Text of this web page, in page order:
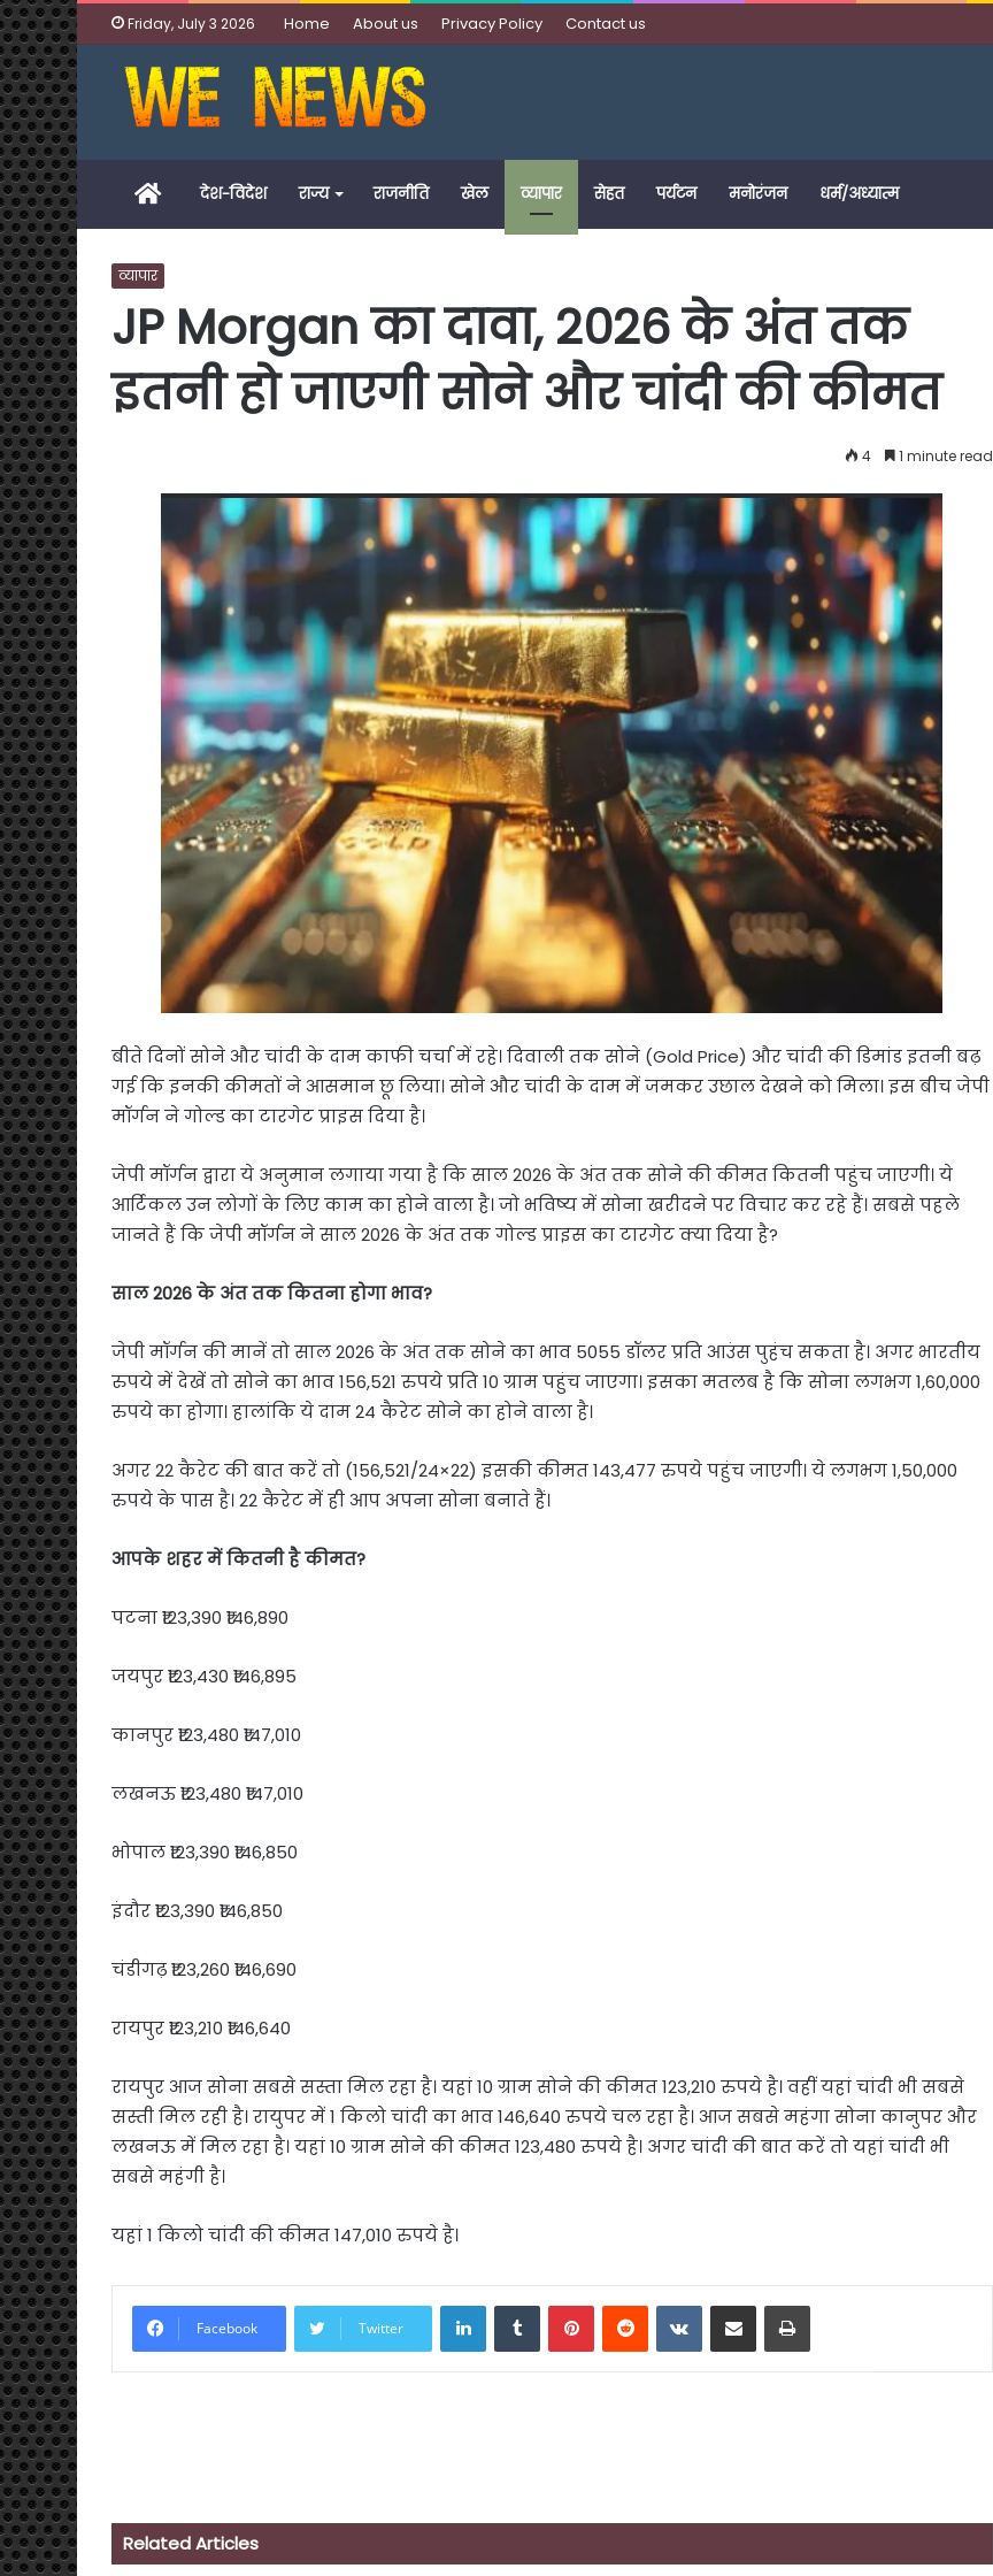
Friday, July 3 2026 Home About us Privacy Policy Contact us
Homeदेश-विदेश राज्य राजनीति खेल व्यापार सेहत पर्यटन मनोरंजन धर्म/अध्यात्म
व्यापार
JP Morgan का दावा, 2026 के अंत तक
इतनी हो जाएगी सोने और चांदी की कीमत
4 1 minute read
बीते दिनों सोने और चांदी के दाम काफी चर्चा में रहे। दिवाली तक सोने (Gold Price) और चांदी की डिमांड इतनी बढ़
गई कि इनकी कीमतों ने आसमान छू लिया। सोने और चांदी के दाम में जमकर उछाल देखने को मिला। इस बीच जेपी
मॉर्गन ने गोल्ड का टारगेट प्राइस दिया है।
जेपी मॉर्गन द्वारा ये अनुमान लगाया गया है कि साल 2026 के अंत तक सोने की कीमत कितनी पहुंच जाएगी। ये
आर्टिकल उन लोगों के लिए काम का होने वाला है। जो भविष्य में सोना खरीदने पर विचार कर रहे हैं। सबसे पहले
जानते हैं कि जेपी मॉर्गन ने साल 2026 के अंत तक गोल्ड प्राइस का टारगेट क्या दिया है?
साल 2026 के अंत तक कितना होगा भाव?
जेपी मॉर्गन की मानें तो साल 2026 के अंत तक सोने का भाव 5055 डॉलर प्रति आउंस पुहंच सकता है। अगर भारतीय
रुपये में देखें तो सोने का भाव 156,521 रुपये प्रति 10 ग्राम पहुंच जाएगा। इसका मतलब है कि सोना लगभग 1,60,000
रुपये का होगा। हालांकि ये दाम 24 कैरेट सोने का होने वाला है।
अगर 22 कैरेट की बात करें तो (156,521/24×22) इसकी कीमत 143,477 रुपये पहुंच जाएगी। ये लगभग 1,50,000
रुपये के पास है। 22 कैरेट में ही आप अपना सोना बनाते हैं।
आपके शहर में कितनी है कीमत?
पटना ₹123,390 ₹146,890
जयपुर ₹123,430 ₹146,895
कानपुर ₹123,480 ₹147,010
लखनऊ ₹123,480 ₹147,010
भोपाल ₹123,390 ₹146,850
इंदौर ₹123,390 ₹146,850
चंडीगढ़ ₹123,260 ₹146,690
रायपुर ₹123,210 ₹146,640
रायपुर आज सोना सबसे सस्ता मिल रहा है। यहां 10 ग्राम सोने की कीमत 123,210 रुपये है। वहीं यहां चांदी भी सबसे
सस्ती मिल रही है। रायुपर में 1 किलो चांदी का भाव 146,640 रुपये चल रहा है। आज सबसे महंगा सोना कानुपर और
लखनऊ में मिल रहा है। यहां 10 ग्राम सोने की कीमत 123,480 रुपये है। अगर चांदी की बात करें तो यहां चांदी भी
सबसे महंगी है।
यहां 1 किलो चांदी की कीमत 147,010 रुपये है।
Facebook Twitter
LinkedInTumblrPinterestReddit VKontakte
Share via Email Print
Related Articles